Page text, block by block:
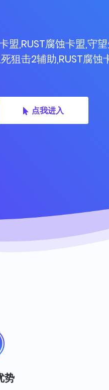
盟,RUST腐蚀卡盟,守
狙击2辅助,RUST腐蚀
点我进入
势